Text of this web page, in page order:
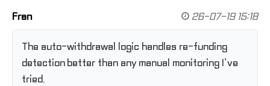
Fran 26-07-19 15:18
The auto-withdrawal logic handles re-funding
detection better than any manual monitoring I’ve
tried.